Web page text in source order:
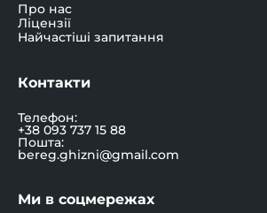
Про нас
Ліцензії
Найчастіші запитання
Контакти
Телефон:
+38 093 737 15 88
Пошта:
bereg.ghizni@gmail.com
Ми в соцмережах